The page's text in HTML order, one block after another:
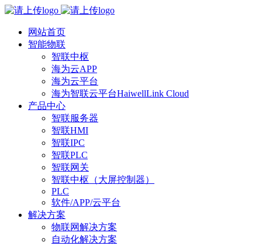
网站首页
智能物联
智联中枢
海为云APP
海为云平台
海为智联云平台HaiwellLink Cloud
产品中心
智联服务器
智联HMI
智联IPC
智联PLC
智联网关
智联中枢（大屏控制器）
PLC
软件/APP/云平台
解决方案
物联网解决方案
自动化解决方案